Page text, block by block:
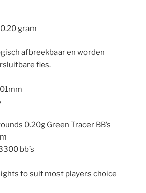
gram
afbreekbaar en worden
fles.
0.20g Green Tracer BB’s
bb’s
to suit most players choice